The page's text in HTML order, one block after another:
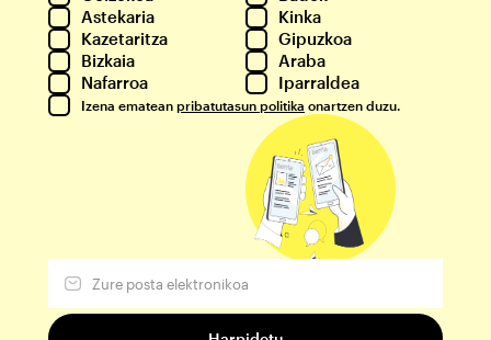
Astekaria
Kinka
Kazetaritza
Gipuzkoa
Bizkaia
Araba
Nafarroa
Iparraldea
Izena ematean pribatutasun politika onartzen duzu.